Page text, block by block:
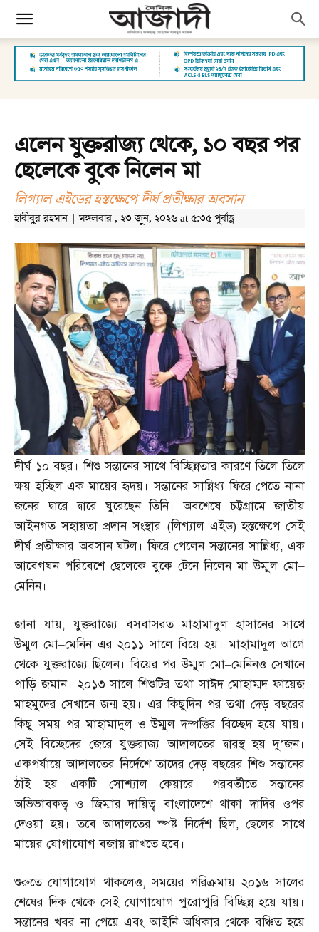
এলেন যুক্তরাজ্য থেকে, ১০ বছর পর
ছেলেকে বুকে নিলেন মা
লিগ্যাল এইডের হস্তক্ষেপে দীর্ঘ প্রতীক্ষার অবসান
হাবীবুর রহমান | মঙ্গলবার , ২৩ জুন, ২০২৬ at ৫:৩৫ পূর্বাহ্ণ
দীর্ঘ ১০ বছর। শিশু সন্তানের সাথে বিচ্ছিন্নতার কারণে তিলে তিলে
ক্ষয় হচ্ছিল এক মায়ের হৃদয়। সন্তানের সান্নিধ্য ফিরে পেতে নানা
জনের দ্বারে দ্বারে ঘুরেছেন তিনি। অবশেষে চট্টগ্রামে জাতীয়
আইনগত সহায়তা প্রদান সংস্থার (লিগ্যাল এইড)হস্তক্ষেপে সেই
দীর্ঘ প্রতীক্ষার অবসান ঘটল। ফিরে পেলেন সন্তানের সান্নিধ্য, এক
আবেগঘন পরিবেশে ছেলেকে বুকে টেনে নিলেন মা উম্মুল মো–
মেনিন।
জানা যায়,যুক্তরাজ্যে বসবাসরত মাহামাদুল হাসানের সাথে
উম্মুল মো–মেনিন এর ২০১১ সালে বিয়ে হয়। মাহামাদুল আগে
থেকে যুক্তরাজ্যে ছিলেন। বিয়ের পর উম্মুল মো–মেনিনও সেখানে
পাড়ি জমান। ২০১৩ সালে শিশুটির তথা সাঈদ মোহাম্মদ ফায়েজ
মাহমুদের সেখানে জন্ম হয়। এর কিছুদিন পর তথা দেড় বছরের
কিছু সময় পর মাহামাদুল ও উম্মুল দম্পত্তির বিচ্ছেদ হয়ে যায়।
সেই বিচ্ছেদের জেরে যুক্তরাজ্য আদালতের দ্বারস্থ হয় দু’জন।
একপর্যায়ে আদালতের নির্দেশে তাদের দেড় বছরের শিশু সন্তানের
ঠাঁই হয় একটি সোশ্যাল কেয়ারে। পরবর্তীতে সন্তানের
অভিভাবকত্ব ও জিম্মার দায়িত্ব বাংলাদেশে থাকা দাদির ওপর
দেওয়া হয়। তবে আদালতের স্পষ্ট নির্দেশ ছিল,ছেলের সাথে
মায়ের যোগাযোগ বজায় রাখতে হবে।
শুরুতে যোগাযোগ থাকলেও,সময়ের পরিক্রমায় ২০১৬ সালের
শেষের দিক থেকে সেই যোগাযোগ পুরোপুরি বিচ্ছিন্ন হয়ে যায়।
সন্তানের খবর না পেয়ে এবং আইনি অধিকার থেকে বঞ্চিত হয়ে